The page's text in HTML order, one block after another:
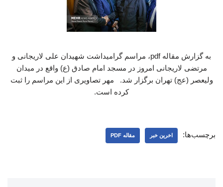
به گزارش مقاله pdf، مراسم گرامیداشت شهیدان علی لاریجانی و
مرتضی لاریجانی امروز در مسجد امام صادق (ع) واقع در میدان
ولیعصر (عج) تهران برگزار شد. مهر تصاویری از این مراسم را ثبت
کرده است.
برچسب‌ها: اخرین خبر مقاله PDF